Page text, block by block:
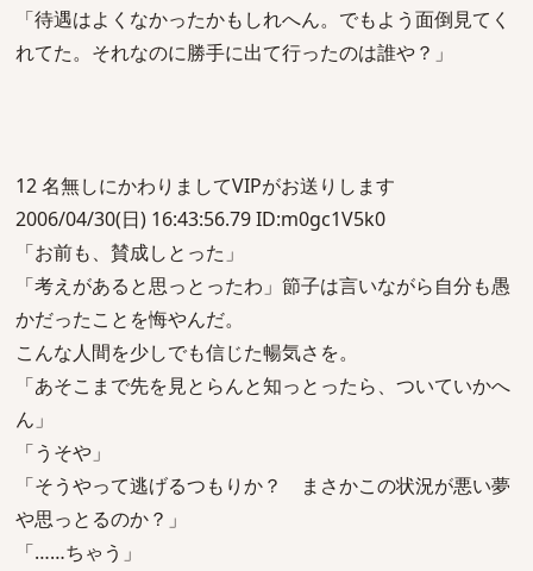
「待遇はよくなかったかもしれへん。でもよう面倒見てく
れてた。それなのに勝手に出て行ったのは誰や？」
12 名無しにかわりましてVIPがお送りします
2006/04/30(日) 16:43:56.79 ID:m0gc1V5k0
「お前も、賛成しとった」
「考えがあると思っとったわ」節子は言いながら自分も愚
かだったことを悔やんだ。
こんな人間を少しでも信じた暢気さを。
「あそこまで先を見とらんと知っとったら、ついていかへ
ん」
「うそや」
「そうやって逃げるつもりか？ まさかこの状況が悪い夢
や思っとるのか？」
「……ちゃう」